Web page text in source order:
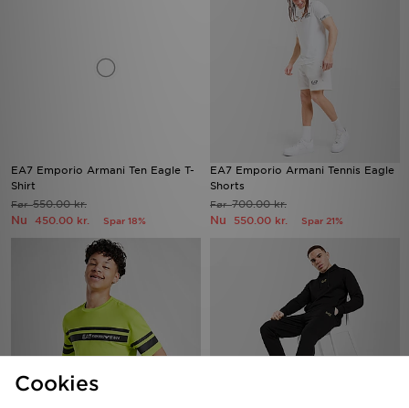
EA7 Emporio Armani Ten Eagle T-
Shirt
Før550.00 kr.
Nu 450.00 kr. Spar 18%
EA7 Emporio Armani Tennis Eagle
Shorts
Før700.00 kr.
Nu 550.00 kr. Spar 21%
Cookies